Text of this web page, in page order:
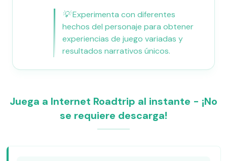
💡Experimenta con diferentes
hechos del personaje para obtener
experiencias de juego variadas y
resultados narrativos únicos.
Juega a Internet Roadtrip al instante - ¡No
se requiere descarga!